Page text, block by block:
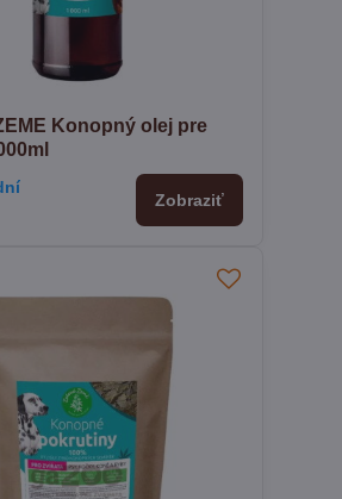
Konopný olej pre
Zobraziť